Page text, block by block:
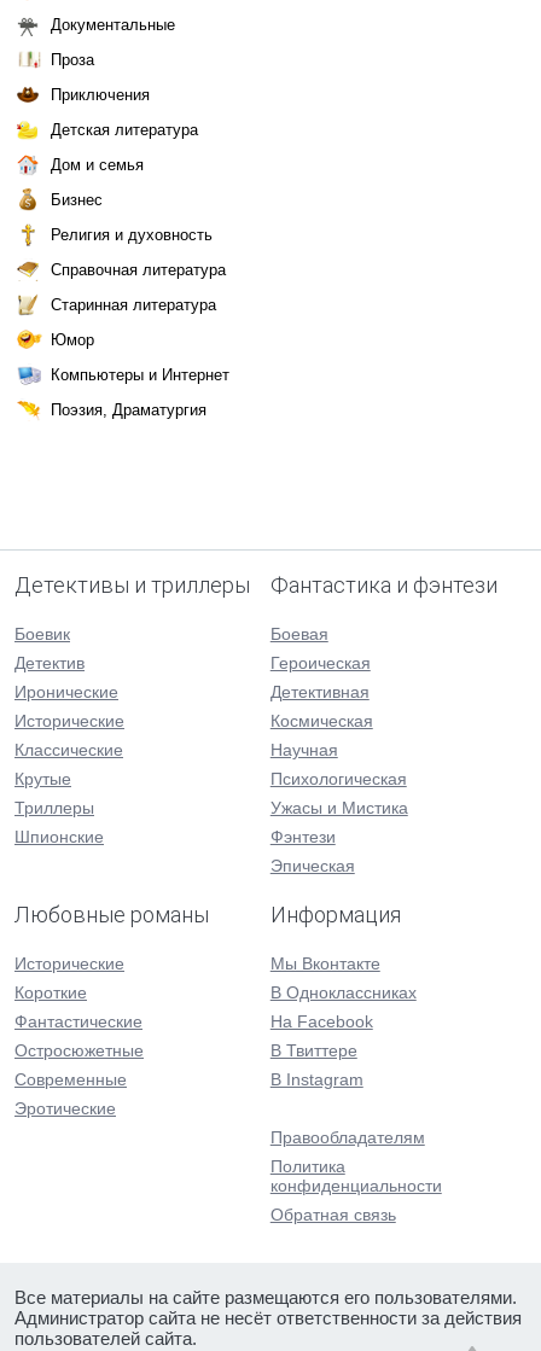
Документальные
Проза
Приключения
Детская литература
Дом и семья
Бизнес
Религия и духовность
Справочная литература
Старинная литература
Юмор
Компьютеры и Интернет
Поэзия, Драматургия
Детективы и триллеры
Боевик
Детектив
Иронические
Исторические
Классические
Крутые
Триллеры
Шпионские
Фантастика и фэнтези
Боевая
Героическая
Детективная
Космическая
Научная
Психологическая
Ужасы и Мистика
Фэнтези
Эпическая
Любовные романы
Исторические
Короткие
Фантастические
Остросюжетные
Современные
Эротические
Информация
Мы Вконтакте
В Одноклассниках
На Facebook
В Твиттере
В Instagram
Правообладателям
Политика
конфиденциальности
Обратная связь
Все материалы на сайте размещаются его пользователями.
Администратор сайта не несёт ответственности за действия
пользователей сайта.